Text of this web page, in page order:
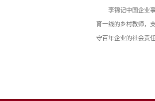
李锦记中国企业
育一线的乡村教师，
守百年企业的社会责